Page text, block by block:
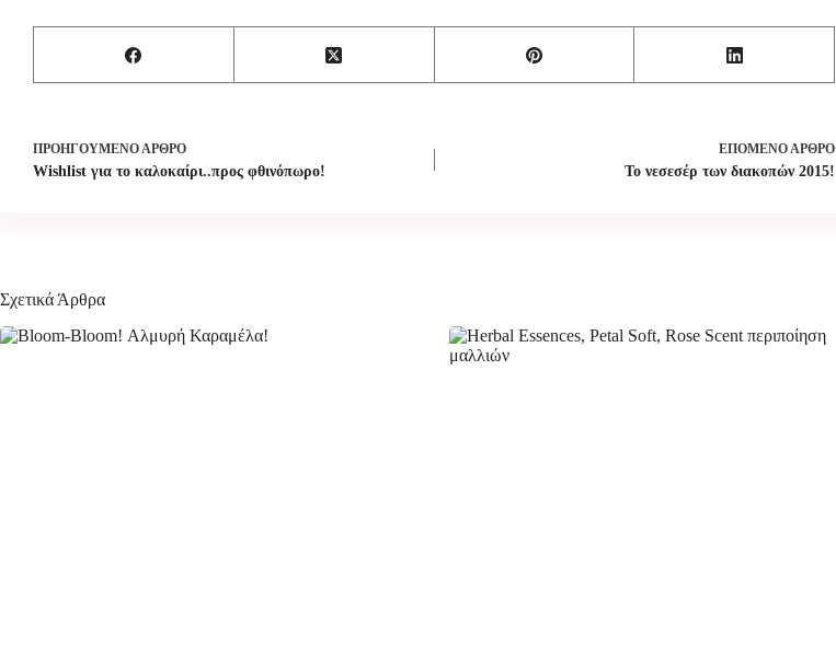
ΠΡΟΗΓΟΎΜΕΝΟΆΡΘΡΟ
Wishlist για το καλοκαίρι..προς φθινόπωρο!
ΕΠΌΜΕΝΟΆΡΘΡΟ
Το νεσεσέρ των διακοπών 2015!
Σχετικά Άρθρα